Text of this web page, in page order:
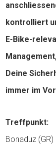
kontrolliert
E-Bike-
Deine
immer im
Treffpunkt:
Bonaduz (GR)